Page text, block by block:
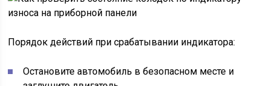
Порядок действий при срабатывании индикатора:
Остановите автомобиль в безопасном месте и